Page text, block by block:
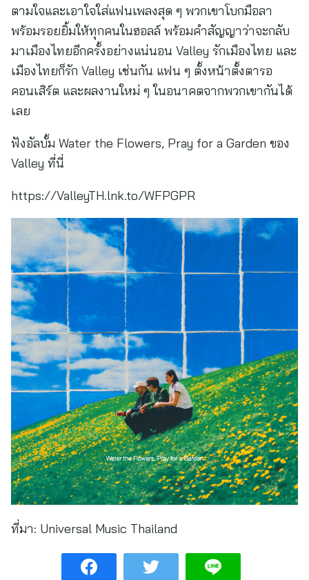
ตามใจและเอาใจใส่แฟนเพลงสุด ๆ พวกเขาโบกมือลา
พร้อมรอยยิ้มให้ทุกคนในฮอลล์ พร้อมคำสัญญาว่าจะกลับ
มาเมืองไทยอีกครั้งอย่างแน่นอน Valley รักเมืองไทย และ
เมืองไทยก็รัก Valley เช่นกัน แฟน ๆ ตั้งหน้าตั้งตารอ
คอนเสิร์ต และผลงานใหม่ ๆ ในอนาคตจากพวกเขากันได้
เลย
ฟังอัลบั้ม Water the Flowers, Pray for a Garden ของ
Valley ที่นี่
https://ValleyTH.lnk.to/WFPGPR
ที่มา: Universal Music Thailand